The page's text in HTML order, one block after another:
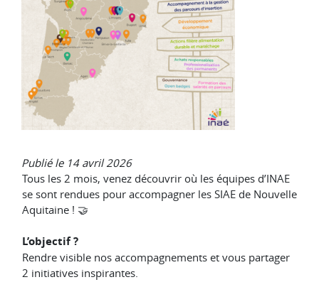
Publié le 14 avril 2026
Tous les 2 mois, venez découvrir où les équipes d’INAE
se sont rendues pour accompagner les SIAE de Nouvelle
Aquitaine ! 🤝
L’objectif ?
Rendre visible nos accompagnements et vous partager
2 initiatives inspirantes.